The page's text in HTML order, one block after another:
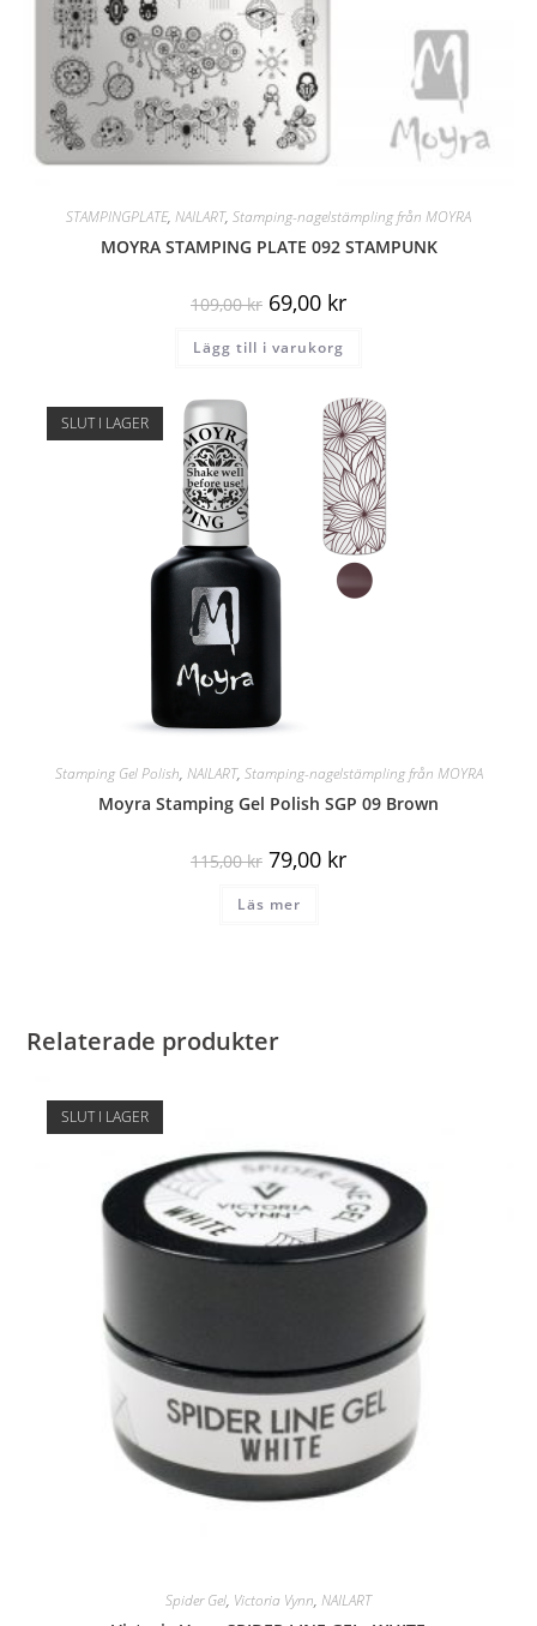
STAMPINGPLATE, NAILART, Stamping-nagelstämpling från MOYRA
MOYRA STAMPING PLATE 092 STAMPUNK
109,00kr 69,00 kr
Lägg till i varukorg
SLUT I LAGER
Stamping Gel Polish, NAILART, Stamping-nagelstämpling från MOYRA
Moyra Stamping Gel Polish SGP 09 Brown
115,00kr 79,00 kr
Läs mer
Relaterade produkter
SLUT I LAGER
Spider Gel, Victoria Vynn, NAILART